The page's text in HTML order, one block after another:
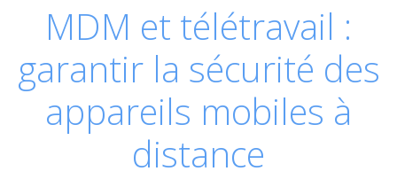
MDM et télétravail :
garantir la sécurité des
appareils mobiles à
distance